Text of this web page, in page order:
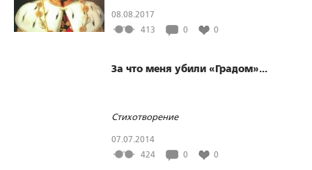
08.08.2017
413
0 0
За что меня убили «Градом»...
Стихотворение
07.07.2014
424
0 0